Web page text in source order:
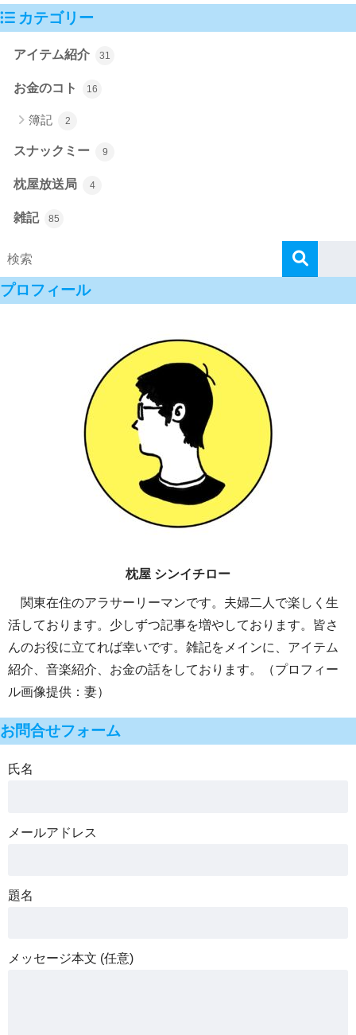
カテゴリー
アイテム紹介 31
お金のコト 16
簿記 2
スナックミー 9
枕屋放送局 4
雑記 85
プロフィール
枕屋 シンイチロー
関東在住のアラサーリーマンです。夫婦二人で楽しく生
活しております。少しずつ記事を増やしております。皆さ
んのお役に立てれば幸いです。雑記をメインに、アイテム
紹介、音楽紹介、お金の話をしております。（プロフィー
ル画像提供：妻）
お問合せフォーム
氏名
メールアドレス
題名
メッセージ本文 (任意)